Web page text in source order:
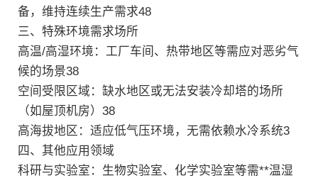
备，维持连续生产需求‌48
三、‌特殊环境需求场所‌
‌高温/高湿环境‌：工厂车间、热带地区等需应对恶劣气
候的场景‌38
‌空间受限区域‌：缺水地区或无法安装冷却塔的场所
（如屋顶机房）‌38
‌高海拔地区‌：适应低气压环境，无需依赖水冷系统‌3
四、‌其他应用领域‌
‌科研与实验室‌：生物实验室、化学实验室等需**温湿